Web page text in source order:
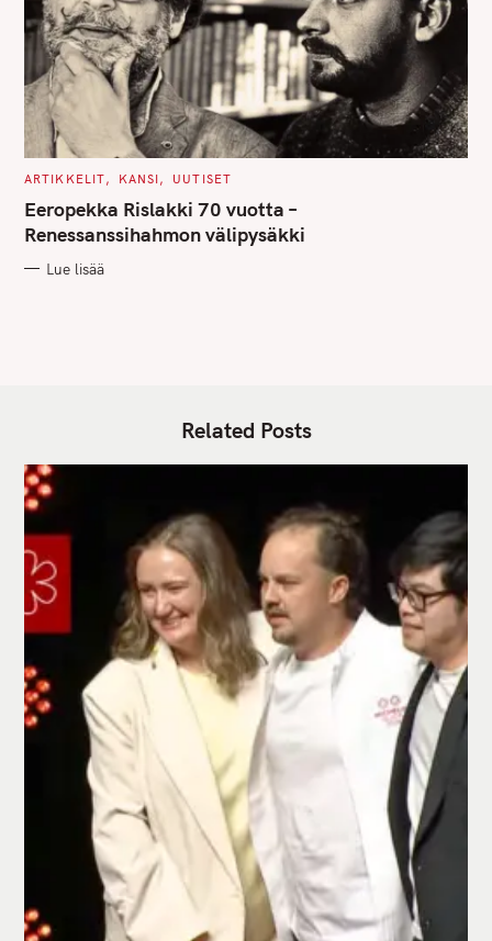
C
T
E
G
O
I
ARTIKKELIT KANSI UUTISET
Eeropekka Rislakki 70 vuotta –
Renessanssihahmon välipysäkki
Lue lisää
Related Posts